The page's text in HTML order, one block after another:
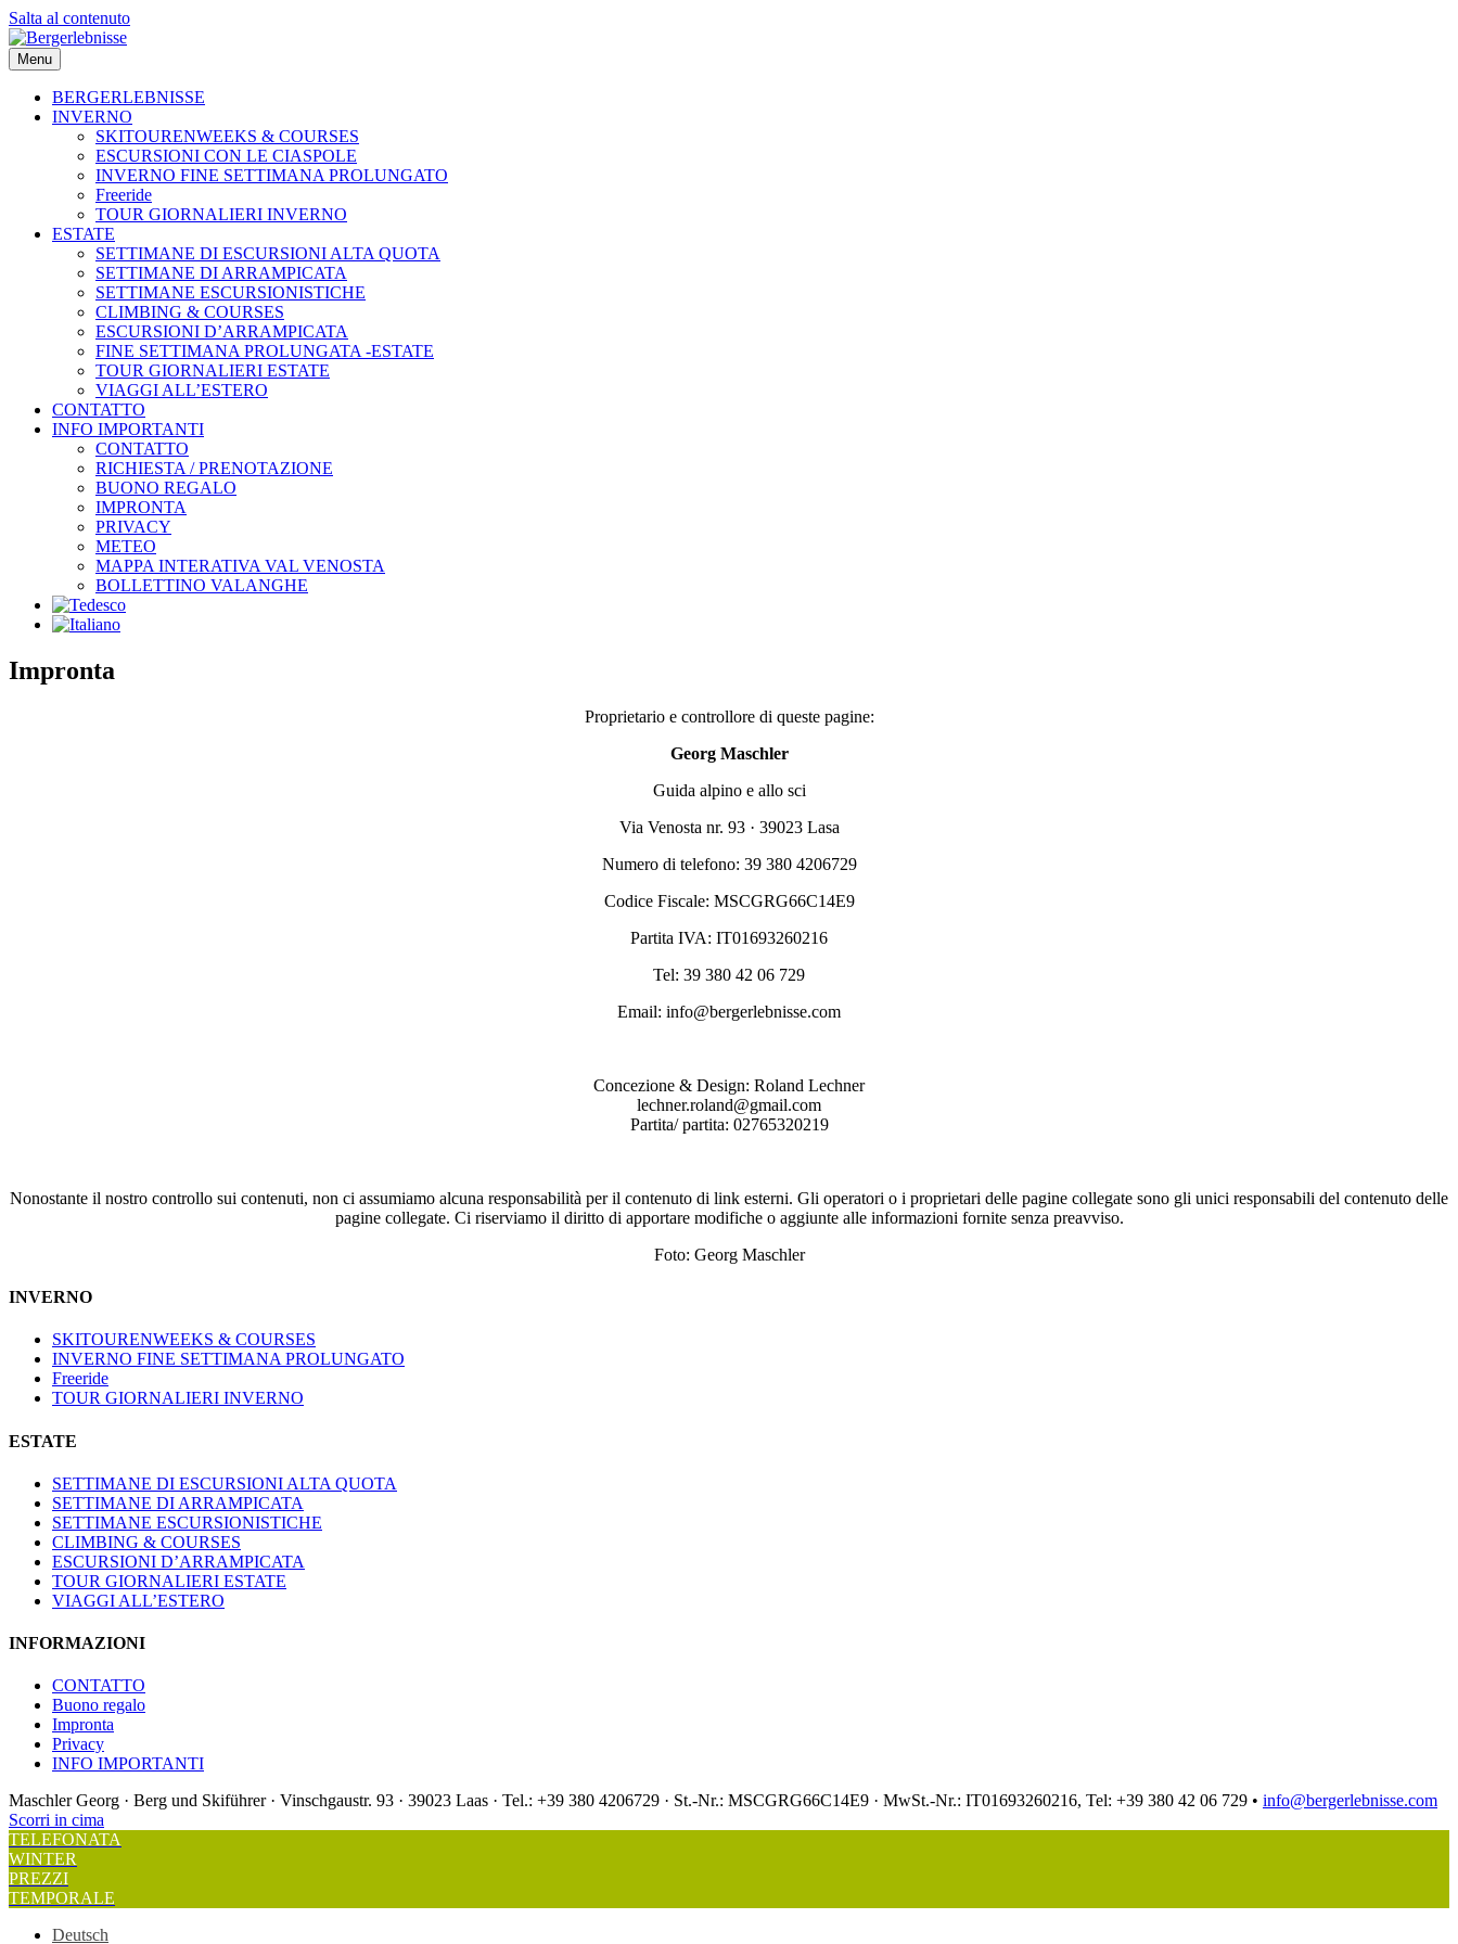
Salta al contenuto
Menu
BERGERLEBNISSE
INVERNO
SKITOURENWEEKS & COURSES
ESCURSIONI CON LE CIASPOLE
INVERNO FINE SETTIMANA PROLUNGATO
Freeride
TOUR GIORNALIERI INVERNO
ESTATE
SETTIMANE DI ESCURSIONI ALTA QUOTA
SETTIMANE DI ARRAMPICATA
SETTIMANE ESCURSIONISTICHE
CLIMBING & COURSES
ESCURSIONI D’ARRAMPICATA
FINE SETTIMANA PROLUNGATA -ESTATE
TOUR GIORNALIERI ESTATE
VIAGGI ALL’ESTERO
CONTATTO
INFO IMPORTANTI
CONTATTO
RICHIESTA / PRENOTAZIONE
BUONO REGALO
IMPRONTA
PRIVACY
METEO
MAPPA INTERATIVA VAL VENOSTA
BOLLETTINO VALANGHE
Impronta
Proprietario e controllore di queste pagine:
Georg Maschler
Guida alpino e allo sci
Via Venosta nr. 93 · 39023 Lasa
Numero di telefono: 39 380 4206729
Codice Fiscale: MSCGRG66C14E9
Partita IVA: IT01693260216
Tel: 39 380 42 06 729
Email: info@bergerlebnisse.com
Concezione & Design: Roland Lechner
lechner.roland@gmail.com
Partita/ partita: 02765320219
Nonostante il nostro controllo sui contenuti, non ci assumiamo alcuna responsabilità per il contenuto di link esterni. Gli operatori o i proprietari delle pagine collegate sono gli unici responsabili del contenuto delle
pagine collegate. Ci riserviamo il diritto di apportare modifiche o aggiunte alle informazioni fornite senza preavviso.
Foto: Georg Maschler
INVERNO
SKITOURENWEEKS & COURSES
INVERNO FINE SETTIMANA PROLUNGATO
Freeride
TOUR GIORNALIERI INVERNO
ESTATE
SETTIMANE DI ESCURSIONI ALTA QUOTA
SETTIMANE DI ARRAMPICATA
SETTIMANE ESCURSIONISTICHE
CLIMBING & COURSES
ESCURSIONI D’ARRAMPICATA
TOUR GIORNALIERI ESTATE
VIAGGI ALL’ESTERO
INFORMAZIONI
CONTATTO
Buono regalo
Impronta
Privacy
INFO IMPORTANTI
Maschler Georg · Berg und Skiführer · Vinschgaustr. 93 · 39023 Laas · Tel.: +39 380 4206729 · St.-Nr.: MSCGRG66C14E9 · MwSt.-Nr.: IT01693260216, Tel: +39 380 42 06 729 • info@bergerlebnisse.com
Scorri in cima
TELEFONATA
WINTER
PREZZI
TEMPORALE
Deutsch